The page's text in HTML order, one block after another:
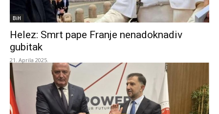
BiH
Helez: Smrt pape Franje nenadoknadiv
gubitak
21. Aprila 2025.